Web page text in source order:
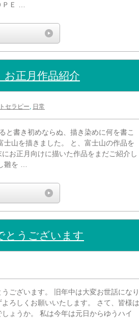
ＰＥ …
正月作品紹介
セラピー, 日常
初めならぬ、描き染めに何を書こ
士山を描きました。 と、富士山の作品を
お正月向けに描いた作品をまだご紹介し
雛を …
とうございます
ございます。 旧年中は大変お世話になり
ろしくお願いいたします。 さて、皆様は
ょうか。 私は今年は元日からゆうハイ